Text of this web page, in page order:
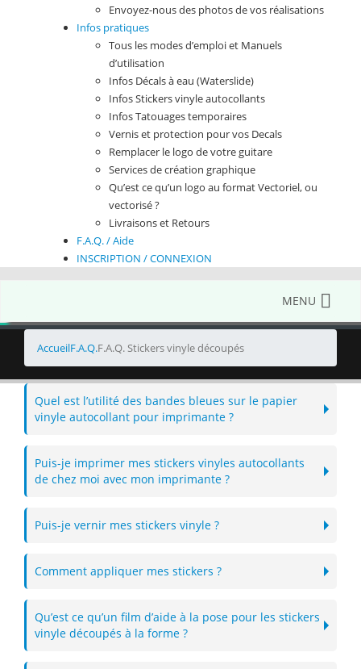
Envoyez-nous des photos de vos réalisations
Infos pratiques
Tous les modes d’emploi et Manuels
d’utilisation
Infos Décals à eau (Waterslide)
Infos Stickers vinyle autocollants
Infos Tatouages temporaires
Vernis et protection pour vos Decals
Remplacer le logo de votre guitare
Services de création graphique
Qu’est ce qu’un logo au format Vectoriel, ou
vectorisé ?
Livraisons et Retours
F.A.Q. / Aide
INSCRIPTION / CONNEXION
MENU
AccueilF.A.Q.F.A.Q. Stickers vinyle découpés
Quel est l’utilité des bandes bleues sur le papier
vinyle autocollant pour imprimante ?
Puis-je imprimer mes stickers vinyles autocollants
de chez moi avec mon imprimante ?
Puis-je vernir mes stickers vinyle ?
Comment appliquer mes stickers ?
Qu’est ce qu’un film d’aide à la pose pour les stickers
vinyle découpés à la forme ?